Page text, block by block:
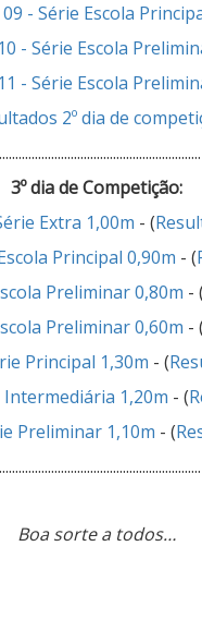
09 - Série Escola
- Série Escola
- Série Escola
2º dia de
3º dia de Competição:
Extra 1,00m - (
Principal 0,90m - (
Preliminar 0,80m -
Preliminar 0,60m -
Principal 1,30m - (
Intermediária 1,20m - (
Preliminar 1,10m - (
Boa sorte a todos…